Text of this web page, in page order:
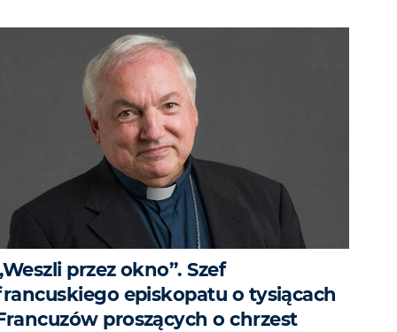
przez okno”. Szef
episkopatu o tysiącach
proszących o chrzest